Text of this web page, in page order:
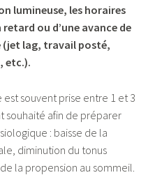
lumineuse, les horaires
ou d’une avance de
(jet lag, travail posté,
etc.).
souvent prise entre 1 et 3
souhaité afin de préparer
: baisse de la
diminution du tonus
la propension au sommeil.